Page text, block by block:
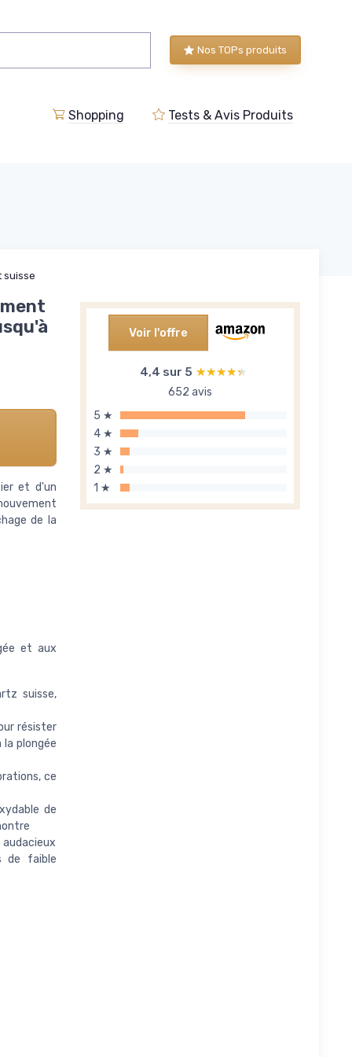
Nos TOPs produits
Shopping Tests & Avis Produits
suisse
Voir l'offre
4,4 sur 5 ★★★★★
★★★★★
652 avis
5 ★
4 ★
3 ★
2 ★
1 ★
et d'un
de la
et aux
suisse,
résister
plongée
ce
de
de faible